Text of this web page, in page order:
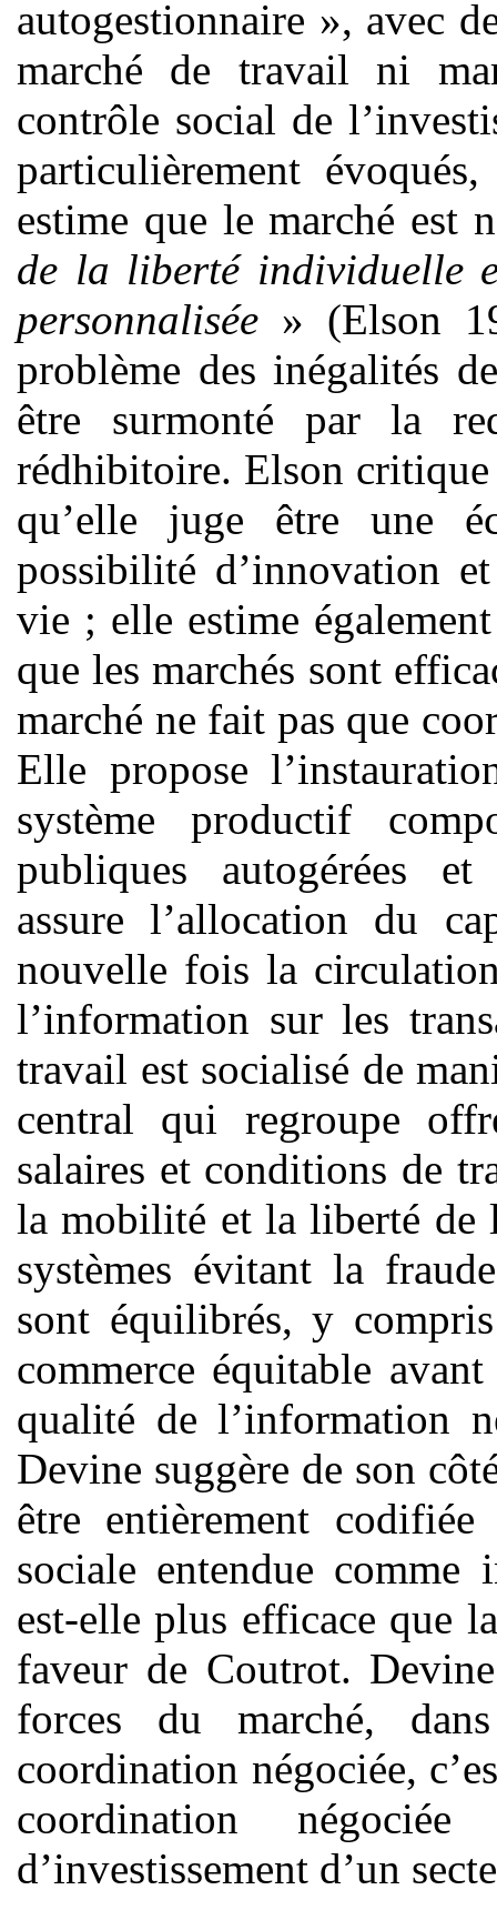
autogestionnaire », avec
marché de travail ni
contrôle social de
particulièrement
estime que le marché est
de la liberté individuelle
personnalisée » (Elson
problème des inégalités
être surmonté par la
rédhibitoire. Elson
qu’elle juge être une
possibilité d’innovation
vie ; elle estime
que les marchés sont
marché ne fait pas que
Elle propose
système productif
publiques autogérées
assure l’allocation du
nouvelle fois la
l’information sur les
travail est socialisé de
central qui regroupe
salaires et conditions de
la mobilité et la liberté de
systèmes évitant la
sont équilibrés, y
commerce équitable
qualité de l’information
Devine suggère de son
être entièrement
sociale entendue comme
est-elle plus efficace que
faveur de Coutrot.
forces du marché,
coordination négociée,
coordination
d’investissement d’un